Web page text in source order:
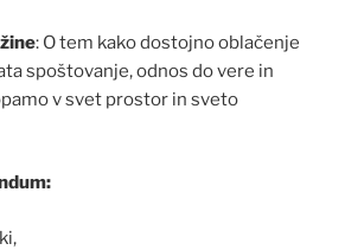
: O tem kako dostojno oblačenje
spoštovanje, odnos do vere in
v svet prostor in sveto